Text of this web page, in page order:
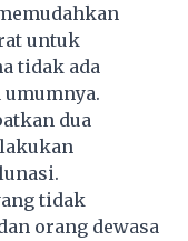
untuk
tidak ada
dua
tidak
orang dewasa